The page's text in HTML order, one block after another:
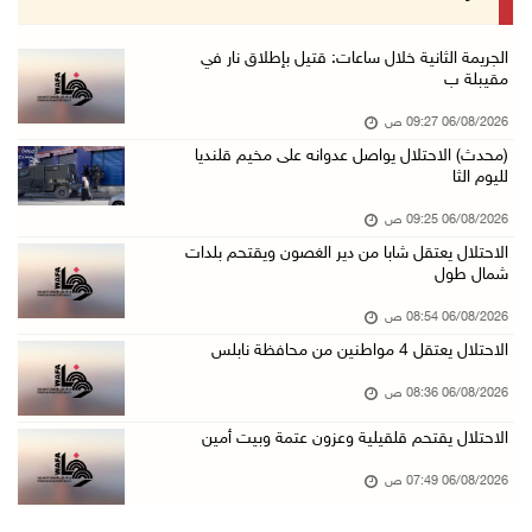
إصابة 3 مواطنين إثر اعتداء مستعمرين عليهم في ...
05/آب/2026 10:53 م
الاحتلال يقتحم قريتي اللبن الشرقية وعمورية جن ...
الوزيرة شاهين تبحث مع نظيرها المصري مستجدات ا ...
مستعمرون يقتحمون بيت فجار جنوب بيت لحم
05/آب/2026 10:19 م
قوات الاحتلال تقتحم خلايل اللوز جنوب شرق بيت ...
05/آب/2026 10:08 م
الرئيس يقلد قامات وطنية ومؤسسين في "اتحاد الك ...
الجريمة الثانية خلال ساعات: قتيل بإطلاق نار في
مقيبلة ب
06/08/2026 09:27 ص
(محدث) الاحتلال يواصل عدوانه على مخيم قلنديا
لليوم الثا
06/08/2026 09:25 ص
الاحتلال يعتقل شابا من دير الغصون ويقتحم بلدات
شمال طول
06/08/2026 08:54 ص
الاحتلال يعتقل 4 مواطنين من محافظة نابلس
06/08/2026 08:36 ص
الاحتلال يقتحم قلقيلية وعزون عتمة وبيت أمين
06/08/2026 07:49 ص